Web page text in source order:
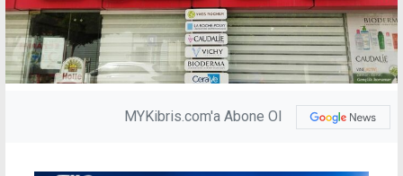
MYKibris.com'a Abone Ol